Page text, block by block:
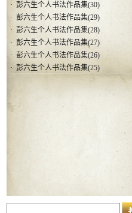
· 彭六生个人书法作品集(30)
· 彭六生个人书法作品集(29)
· 彭六生个人书法作品集(28)
· 彭六生个人书法作品集(27)
· 彭六生个人书法作品集(26)
· 彭六生个人书法作品集(25)